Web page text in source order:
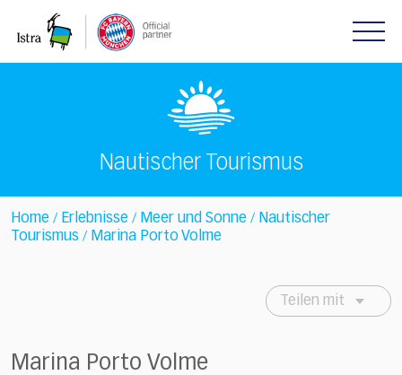
note:
Nautischer Tourismus
Home / Erlebnisse / Meer und Sonne / Nautischer
Tourismus / Marina Porto Volme
Teilen mit
Marina Porto Volme